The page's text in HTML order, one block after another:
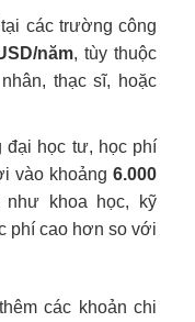
các trường công
năm, tùy thuộc
thạc sĩ, hoặc
đại học tư, học phí
vào khoảng 6.000
như khoa học, kỹ
phí cao hơn so với
các khoản chi